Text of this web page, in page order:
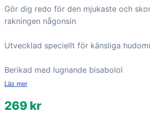
Gör dig redo för den mjukaste och
rakningen någonsin
Utvecklad speciellt för känsliga
Berikad med lugnande bisabolol
Läs mer
269 kr